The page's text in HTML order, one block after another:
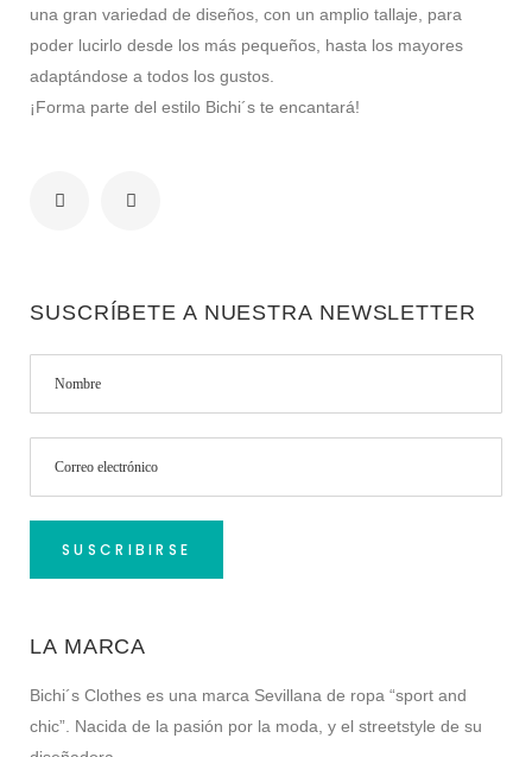
una gran variedad de diseños, con un amplio tallaje, para
poder lucirlo desde los más pequeños, hasta los mayores
adaptándose a todos los gustos.
¡Forma parte del estilo Bichi´s te encantará!
SUSCRÍBETE A NUESTRA NEWSLETTER
LA MARCA
Bichi´s Clothes es una marca Sevillana de ropa “sport and
chic”. Nacida de la pasión por la moda, y el streetstyle de su